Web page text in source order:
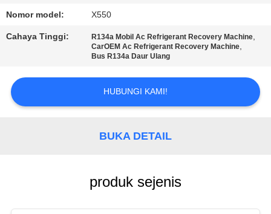
PERMINTAAN
PENAWARAN
PRIVACY
Nomor model: X550
Cahaya Tinggi: R134a Mobil Ac Refrigerant Recovery Machine,
CarOEM Ac Refrigerant Recovery Machine,
Bus R134a Daur Ulang
HUBUNGI KAMI!
BUKA DETAIL
produk sejenis